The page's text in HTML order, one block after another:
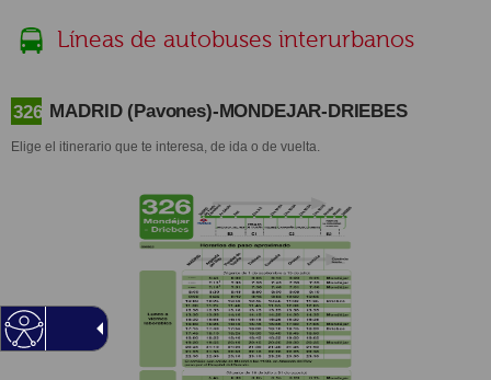
Líneas de autobuses interurbanos
326 MADRID (Pavones)-MONDEJAR-DRIEBES
Elige el itinerario que te interesa, de ida o de vuelta.